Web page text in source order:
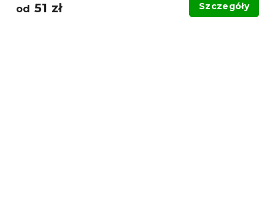
od 51 zł Szczegóły